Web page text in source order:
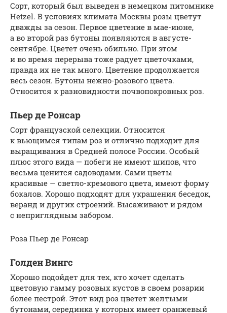
Сорт, который был выведен в немецком питомнике
Hetzel. В условиях климата Москвы розы цветут
дважды за сезон. Первое цветение в мае-июне,
а во второй раз бутоны появляются в августе-
сентябре. Цветет очень обильно. При этом
и во время перерыва тоже радует цветочками,
правда их не так много. Цветение продолжается
весь сезон. Бутоны нежно-розового цвета.
Относится к разновидности почвопокровных роз.
Пьер де Ронсар
Сорт французской селекции. Относится
к вьющимся типам роз и отлично подходит для
выращивания в Средней полосе России. Особый
плюс этого вида — побеги не имеют шипов, что
весьма ценится садоводами. Сами цветы
красивые — светло-кремового цвета, имеют форму
бокалов. Хорошо подходят для украшения беседок,
веранд и других строений. Высаживают и рядом
с неприглядным забором.
Роза Пьер де Ронсар
Голден Вингс
Хорошо подойдет для тех, кто хочет сделать
цветовую гамму розовых кустов в своем розарии
более пестрой. Этот вид роз цветет желтыми
бутонами, серединка у которых имеет оранжевый